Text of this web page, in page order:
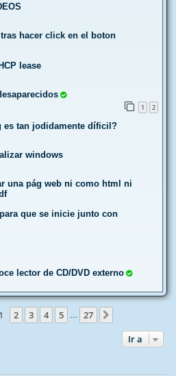
hacer click en el boton
lease
1 2
es tan jodidamente díficil?
windows
una pág web ni como html ni
que se inicie junto con
lector de CD/DVD externo
de 27
1 2 3 4 5 27
Ir a